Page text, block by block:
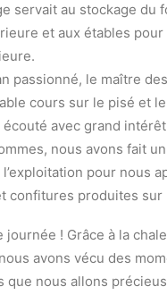
servait au stockage du
et aux étables pour
passionné, le maître
cours sur le pisé et
écouté avec grand
nous avons fait
l’exploitation pour nous
confitures produites sur
journée ! Grâce à la
avons vécu des
que nous allons